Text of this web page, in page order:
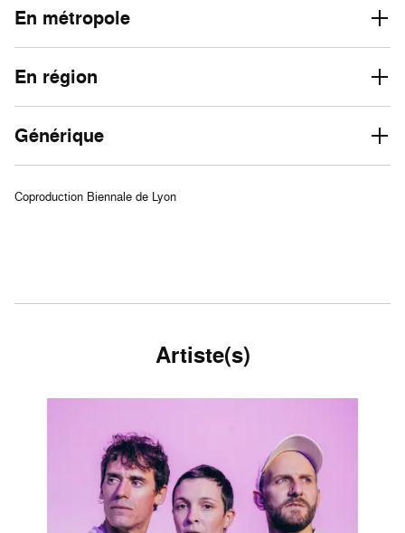
En métropole
En région
Générique
Coproduction Biennale de Lyon
Artiste(s)